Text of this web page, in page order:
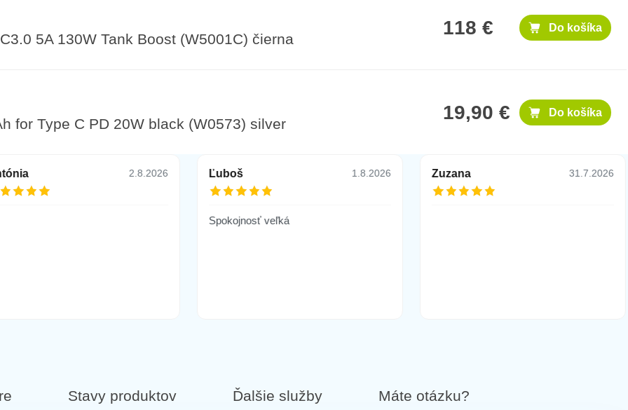
5A 130W Tank Boost (W5001C) čierna
118 € Do košíka
for Type C PD 20W black (W0573) silver
19,90 € Do košíka
2.8.2026 Ľuboš 1.8.2026
Spokojnosť veľká
Zuzana 31.7.2026
Stavy produktov Ďalšie služby Máte otázku?